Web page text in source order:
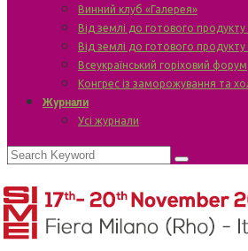
Винний клуб «Галерея»
Від землі до готового продукту
Від землі до готового продукту
Всеукраїнський горіховий форум
Конгрес із заморожування та
Журнали
Усі журнали